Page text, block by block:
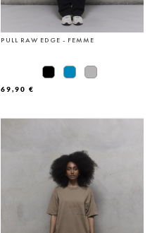
PULL RAW EDGE - FEMME
69,90 €